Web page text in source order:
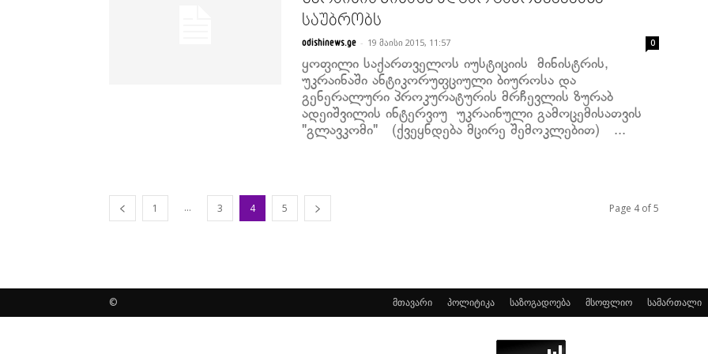
საუბრობს
odishinews.ge - 19 მაისი 2015, 11:57 0
ყოფილი საქართველოს იუსტიციის მინისტრის,
უკრაინაში ანტიკორუფციული ბიუროსა და
გენერალური პროკურატურის მრჩევლის ზურაბ
ადეიშვილის ინტერვიუ უკრაინული გამოცემისათვის
"გლავკომი" (ქვეყნდება მცირე შემოკლებით) ...
1 ... 3 4 5 Page 4 of 5
მთავარი პოლიტიკა საზოგადოება მსოფლიო სამართალი
©